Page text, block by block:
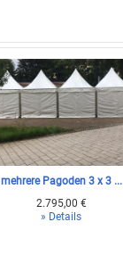
mehrere Pagoden 3 x 3 ...
2.795,00 €
» Details